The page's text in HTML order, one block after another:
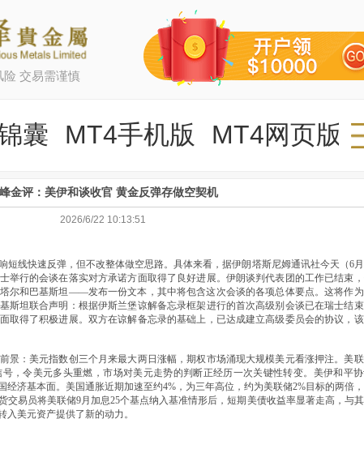
险 交易需谨慎
囊 MT4手机版 MT4网页版
金评：美伊和谈收官 黄金反弹存做空契机
2026/6/22 10:13:51
线快速反弹，但不改整体做空思路。具体来看，据伊朗塔斯尼姆通讯社今天（6月
举行的会谈在落实对方承诺方面取得了良好进展。伊朗谈判代表团的工作已结束
尔和巴基斯坦——发布一份文本，其中将包含这次会谈的各项总体要点。这将作
斯坦联合声明：根据伊斯兰堡谅解备忘录框架进行的首次高级别会谈已在瑞士结
取得了积极进展。双方在谅解备忘录的基础上，已达成建立高级委员会的协议，
景：美元指数创三个月来最大两日涨幅，期权市场涌现大规模美元看涨押注。美
，令美元多头重燃，市场对美元走势的判断正经历一次关键性转变。美伊和平
经济基本面。美国通胀近期加速至约4%，为三年高位，约为美联储2%目标的两倍
交易员将美联储9月加息25个基点纳入基准情形后，短期美债收益率显著走高，与
美元资产提供了新的动力。